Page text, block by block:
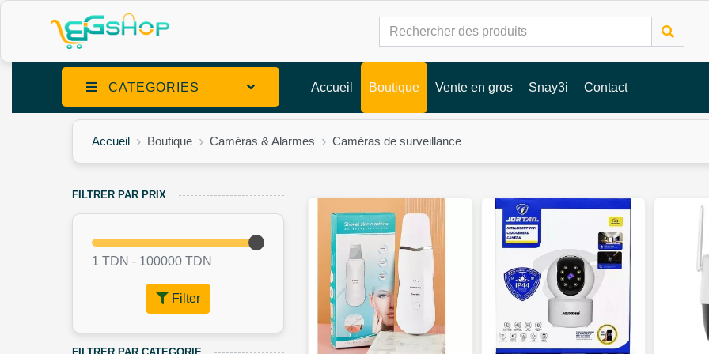
CATEGORIES Accueil Boutique Vente en gros Snay3i Contact
Accueil Boutique Caméras & Alarmes Caméras de surveillance
FILTRER PAR PRIX
1 TDN - 100000 TDN
Filter